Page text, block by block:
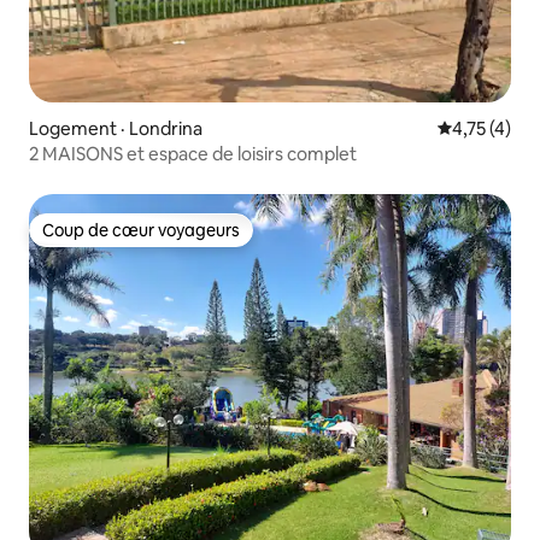
Logement · Londrina Note
4,75 (4)
2 MAISONS et espace de loisirs complet
Coup de cœur voyageurs
Coup de cœur voyageurs